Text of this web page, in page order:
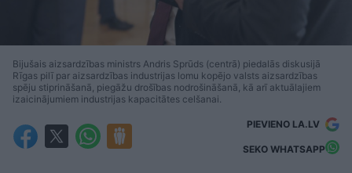
Bijušais aizsardzības ministrs Andris Sprūds (centrā) piedalās diskusijā
Rīgas pilī par aizsardzības industrijas lomu kopējo valsts aizsardzības
spēju stiprināšanā, piegāžu drošības nodrošināšanā, kā arī aktuālajiem
izaicinājumiem industrijas kapacitātes celšanai.
PIEVIENO LA.LV
SEKO WHATSAPP